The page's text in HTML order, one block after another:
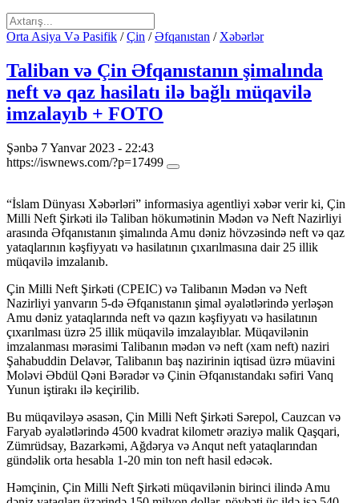
Orta Asiya Və Pasifik /Çin /Əfqanıstan / Xəbərlər
Taliban və Çin Əfqanıstanın şimalında
neft və qaz hasilatı ilə bağlı müqavilə
imzalayıb + FOTO
Şənbə 7 Yanvar 2023 - 22:43
https://iswnews.com/?p=17499
“İslam Dünyası Xəbərləri” informasiya agentliyi xəbər verir ki, Çin
Milli Neft Şirkəti ilə Taliban hökumətinin Mədən və Neft Nazirliyi
arasında Əfqanıstanın şimalında Amu dəniz hövzəsində neft və qaz
yataqlarının kəşfiyyatı və hasilatının çıxarılmasına dair 25 illik
müqavilə imzalanıb.
Çin Milli Neft Şirkəti (CPEIC) və Talibanın Mədən və Neft
Nazirliyi yanvarın 5-də Əfqanıstanın şimal əyalətlərində yerləşən
Amu dəniz yataqlarında neft və qazın kəşfiyyatı və hasilatının
çıxarılması üzrə 25 illik müqavilə imzalayıblar. Müqavilənin
imzalanması mərasimi Talibanın mədən və neft (xam neft) naziri
Şahabuddin Delavər, Talibanın baş nazirinin iqtisad üzrə müavini
Moləvi Əbdül Qəni Bəradər və Çinin Əfqanıstandakı səfiri Vanq
Yunun iştirakı ilə keçirilib.
Bu müqaviləyə əsasən, Çin Milli Neft Şirkəti Sərepol, Cauzcan və
Faryab əyalətlərində 4500 kvadrat kilometr əraziyə malik Qaşqari,
Zümrüdsay, Bazarkəmi, Ağdərya və Anqut neft yataqlarından
gündəlik orta hesabla 1-20 min ton neft hasil edəcək.
Həmçinin, Çin Milli Neft Şirkəti müqavilənin birinci ilində Amu